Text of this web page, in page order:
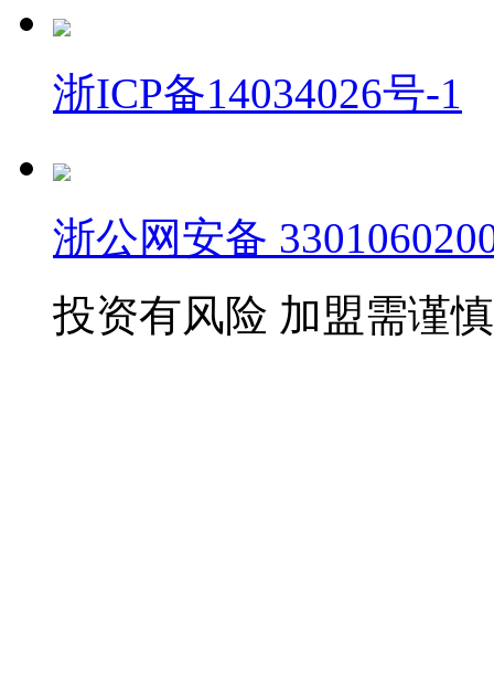
浙ICP备14034026号-1
浙公网安备
投资有风险 加盟需谨慎